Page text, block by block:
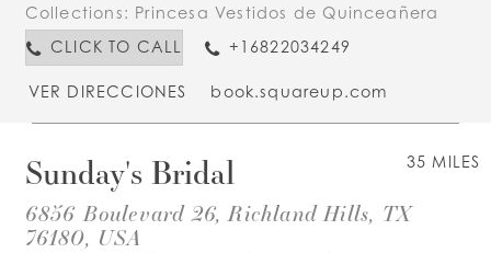
Collections: Princesa Vestidos de Quinceañera
CLICK TO CALL
+16822034249
VER DIRECCIONES book.squareup.com
35 MILES
Sunday's Bridal
6856 Boulevard 26, Richland Hills, TX
76180, USA